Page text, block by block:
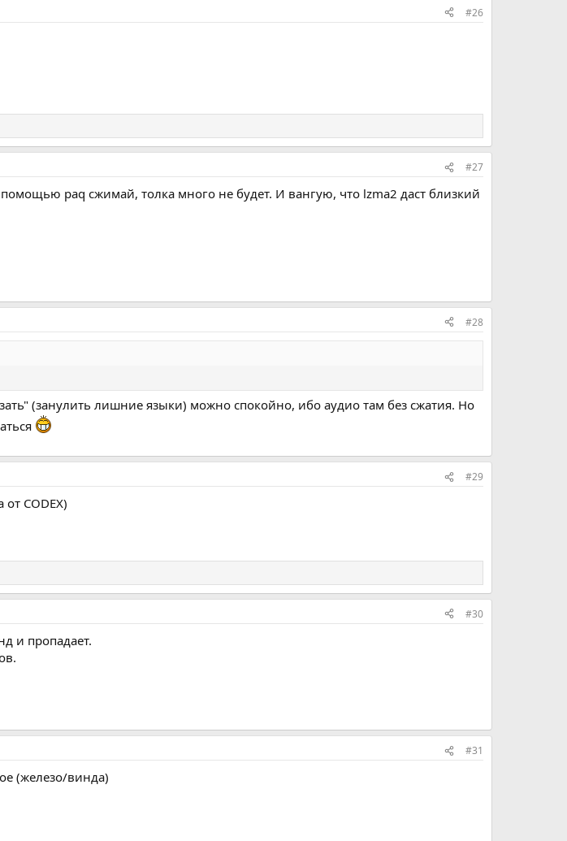
#26
#27
помощью paq сжимай, толка много не будет. И вангую, что lzma2 даст близкий
#28
(занулить лишние языки) можно спокойно, ибо аудио там без сжатия. Но
#29
CODEX)
#30
и пропадает.
#31
(железо/винда)